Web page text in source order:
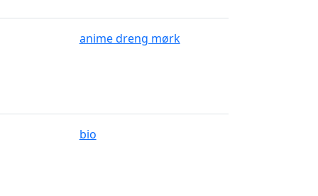
anime dreng mørk
bio